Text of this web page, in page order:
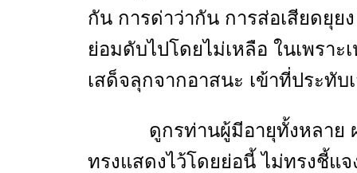
กัน การด่าว่ากัน การส่อเสียดยุย
ย่อมดับไปโดยไม่เหลือ ในเพรา
เสด็จลุกจากอาสนะ เข้าที่ประทับ
ดูกรท่านผู้มีอายุทั้งหลาย ผม
ทรงแสดงไว้โดยย่อนี้ ไม่ทรงชี้แ